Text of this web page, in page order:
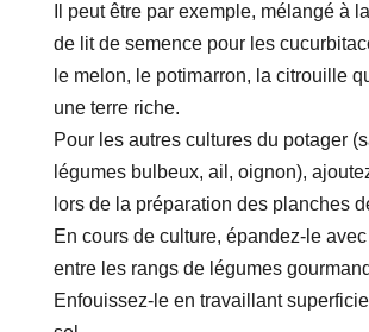
Il peut être par exemple, mélangé à
de lit de semence pour les
le melon, le potimarron, la citrouille
une terre riche.
Pour les autres cultures du potager
légumes bulbeux, ail, oignon),
lors de la préparation des planches
En cours de culture, épandez-le
entre les rangs de légumes
Enfouissez-le en travaillant